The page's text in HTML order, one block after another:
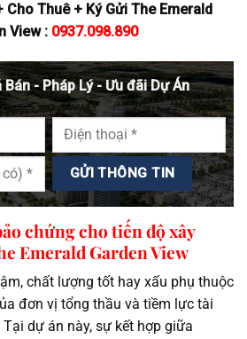
Cho Thuê + Ký Gửi The Emerald
View : 0937.098.890
Bán - Pháp Lý - Ưu đãi Dự Án
chứng cho tiến độ xây
Emerald Garden View
chất lượng tốt hay xấu phụ thuộc
đơn vị tổng thầu và tiềm lực tài
dự án này, sự kết hợp giữa